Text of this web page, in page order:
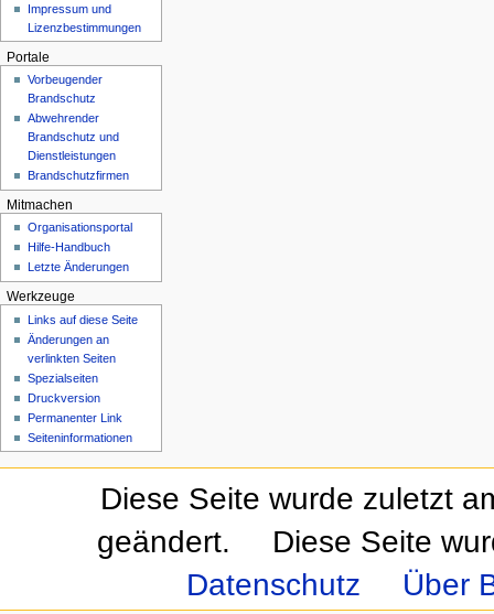
Impressum und
Lizenzbestimmungen
Portale
Vorbeugender
Brandschutz
Abwehrender
Brandschutz und
Dienstleistungen
Brandschutzfirmen
Mitmachen
Organisationsportal
Hilfe-Handbuch
Letzte Änderungen
Werkzeuge
Links auf diese Seite
Änderungen an
verlinkten Seiten
Spezialseiten
Druckversion
Permanenter Link
Seiteninformationen
Diese Seite wurde zuletzt
geändert.
Diese Seite
Datenschutz
Über